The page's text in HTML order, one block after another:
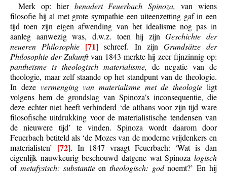
Merk op: hier benadert Feuerbach Spinoza,van wiens
filosofie hij al met grote sympathie een uiteenzetting gaf in een
tijd toen zijn eigen afwending van het idealisme nog pas in
aanleg aanwezig was, d.w.z. toen hij zijnGeschichte der
neueren Philosophie [71] schreef. In zijn Grundsätze der
Philosophie der Zukunftvan 1843 merkte hij zeer fijnzinnig op:
pantheïsme is theologisch materialisme, de negatie van de
theologie, maar zelf staande op het standpunt van de theologie.
In deze vermenging van materialisme met de theologie ligt
volgens hem de grondslag van Spinoza’s inconsequentie, die
deze echter niet heeft verhinderd ‘de althans voor zijn tijd ware
filosofische uitdrukking voor de materialistische tendensen van
de nieuwere tijd’ te vinden. Spinoza wordt daarom door
Feuerbach betiteld als ‘de Mozes van de moderne vrijdenkers en
materialisten’ [72]. In 1847 vraagt Feuerbach: ‘Wat is dan
eigenlijk nauwkeurig beschouwd datgene wat Spinoza logisch
of metafysisch: substantieentheologisch: godnoemt?’ En hij